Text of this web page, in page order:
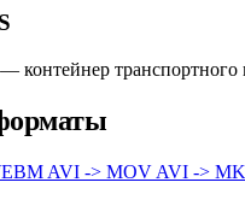
контейнер
AVI -> MOV AVI ->